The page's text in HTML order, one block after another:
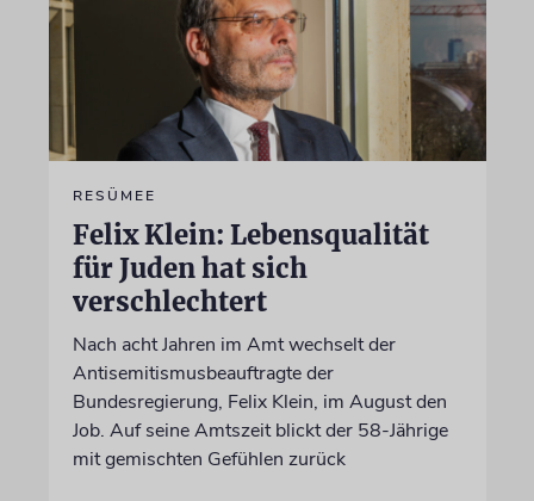
RESÜMEE
Felix Klein: Lebensqualität
für Juden hat sich
verschlechtert
Nach acht Jahren im Amt wechselt der
Antisemitismusbeauftragte der
Bundesregierung, Felix Klein, im August den
Job. Auf seine Amtszeit blickt der 58-Jährige
mit gemischten Gefühlen zurück